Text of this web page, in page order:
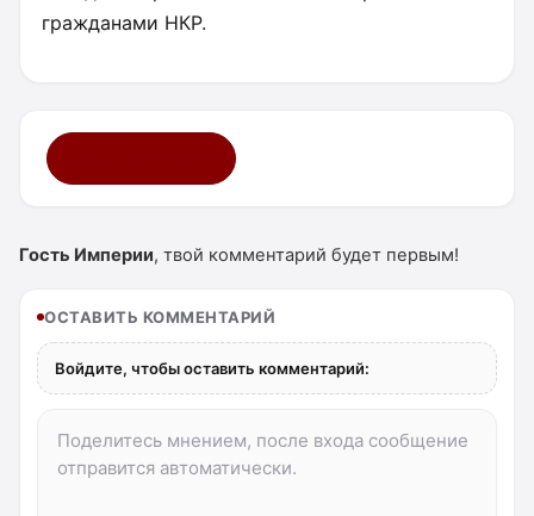
гражданами НКР.
Гость Империи, твой комментарий будет первым!
ОСТАВИТЬ КОММЕНТАРИЙ
Войдите, чтобы оставить комментарий: